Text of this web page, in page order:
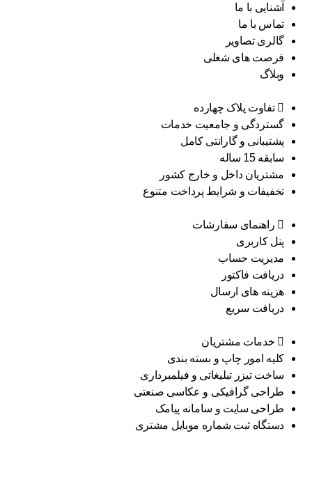
آشنایی با ما
تماس با ما
گالری تصاویر
فرصت های شغلی
وبلاگ
تفاوت پلاک چهارده
گستردگی و جامعیت خدمات
پشتیبانی و گارانتی کامل
سابقه 15 ساله
مشتریان داخل و خارج کشور
تخفیفات و شرایط پرداخت متنوع
راهنمای سفارشات
پنل کاربری
مدیریت حساب
دریافت فاکتور
هزینه های ارسال
دریافت سریع
خدمات مشتریان
کلیه امور چاپ و بسته بندی
ساخت تیزر تبلیغاتی و فیلمبرداری
طراحی گرافیکی و عکاسی صنعتی
طراحی سایت و سامانه پیامک
دستگاه ثبت شماره موبایل مشتری